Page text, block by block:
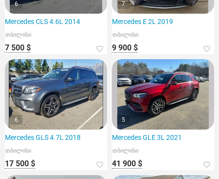
6
Mercedes CLS 4.6L 2014
თბილისი
7 500 $
7
Mercedes E 2L 2019
თბილისი
9 900 $
6
Mercedes GLS 4.7L 2018
თბილისი
17 500 $
5
Mercedes GLE 3L 2021
თბილისი
41 900 $